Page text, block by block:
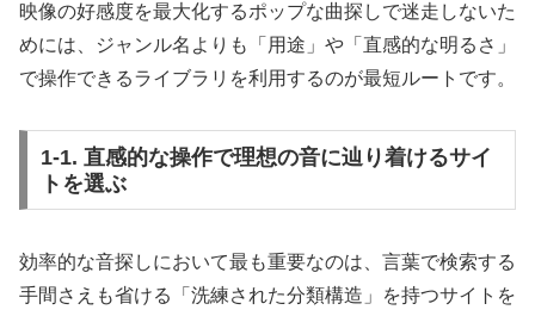
映像の好感度を最大化するポップな曲探しで迷走しないた
めには、ジャンル名よりも「用途」や「直感的な明るさ」
で操作できるライブラリを利用するのが最短ルートです。
1-1. 直感的な操作で理想の音に辿り着けるサイ
トを選ぶ
効率的な音探しにおいて最も重要なのは、言葉で検索する
手間さえも省ける「洗練された分類構造」を持つサイトを